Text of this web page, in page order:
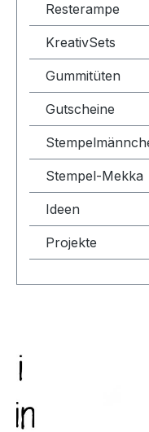
Resterampe
KreativSets
Gummitüten
Gutscheine
Stempel-Mekka
Ideen
Projekte